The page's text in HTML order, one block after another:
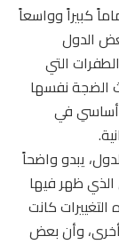
كبيراً وواسعاً
الدول
التي
الضجة نفسها
أساسي في
يبدو واضحاً
ظهر فيها
كانت
وأن بعض